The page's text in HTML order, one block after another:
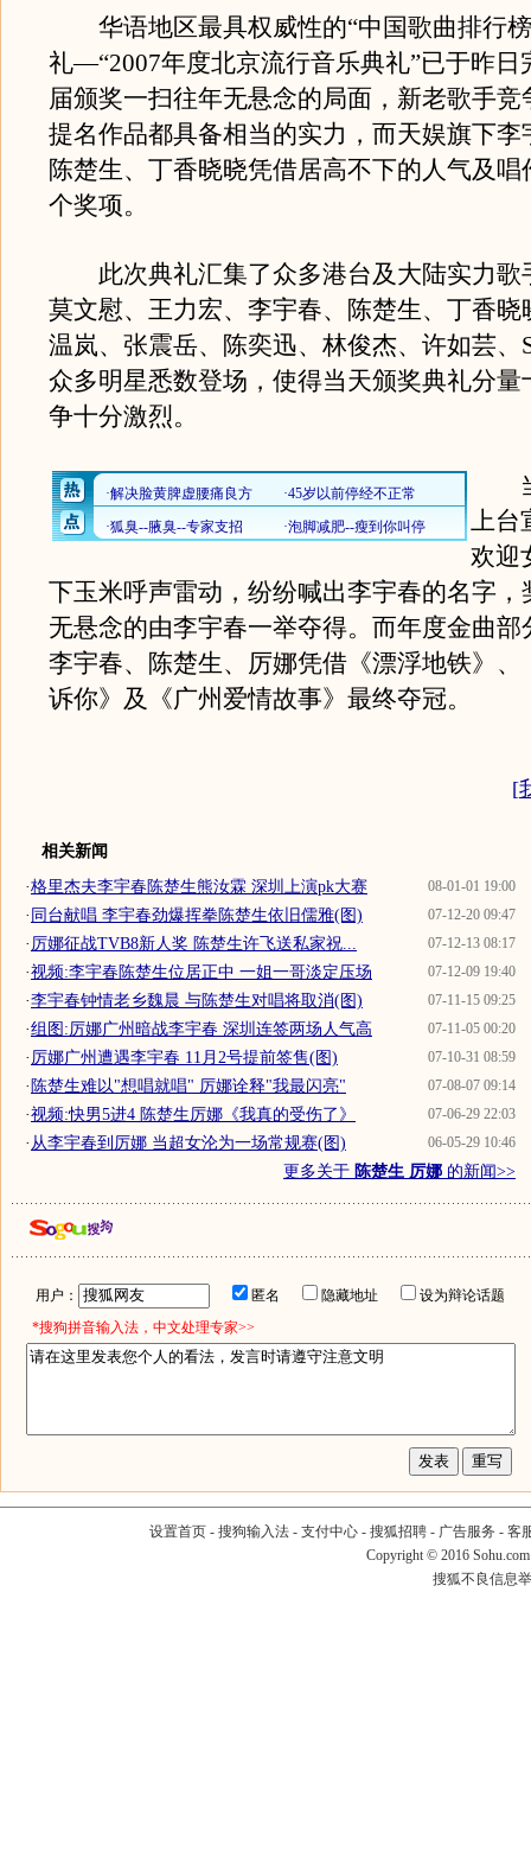
华语地区最具权威性的“中国歌曲排行榜
礼—“2007年度北京流行音乐典礼”已于昨日
届颁奖一扫往年无悬念的局面，新老歌手竞
提名作品都具备相当的实力，而天娱旗下李
陈楚生、丁香晓晓凭借居高不下的人气及唱
个奖项。
此次典礼汇集了众多港台及大陆实力歌
莫文慰、王力宏、李宇春、陈楚生、丁香晓
温岚、张震岳、陈奕迅、林俊杰、许如芸、
众多明星悉数登场，使得当天颁奖典礼分量
争十分激烈。
当
上台
欢迎
下玉米呼声雷动，纷纷喊出李宇春的名字，
无悬念的由李宇春一举夺得。而年度金曲部
李宇春、陈楚生、厉娜凭借《漂浮地铁》、
诉你》及《广州爱情故事》最终夺冠。
[
相关新闻
08-01-01 19:00
·格里杰夫李宇春陈楚生熊汝霖 深圳上演pk大赛
07-12-20 09:47
·同台献唱 李宇春劲爆挥拳陈楚生依旧儒雅(图)
07-12-13 08:17
· 厉娜征战TVB8新人奖 陈楚生许飞送私家祝...
07-12-09 19:40
·视频:李宇春陈楚生位居正中 一姐一哥淡定压场
07-11-15 09:25
·李宇春钟情老乡魏晨 与陈楚生对唱将取消(图)
07-11-05 00:20
·组图:厉娜广州暗战李宇春 深圳连签两场人气高
07-10-31 08:59
· 厉娜广州遭遇李宇春 11月2号提前签售(图)
07-08-07 09:14
· 陈楚生难以"想唱就唱" 厉娜诠释"我最闪亮"
07-06-29 22:03
·视频:快男5进4 陈楚生厉娜《我真的受伤了》
06-05-29 10:46
· 从李宇春到厉娜 当超女沦为一场常规赛(图)
更多关于 陈楚生 厉娜 的新闻>>
用户： 匿名 隐藏地址
设为辩论话题
*搜狗拼音输入法，中文处理专家>>
设置首页- 搜狗输入法- 支付中心- 搜狐招聘- 广告服务 - 客
Copyright © 2016
搜狐不良信息